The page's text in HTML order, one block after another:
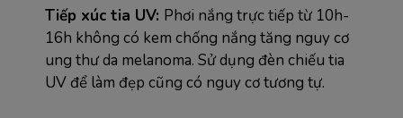
Tiếp xúc tia UV: Phơi nắng trực tiếp từ 10h-
16h không có kem chống nắng tăng nguy cơ
ung thư da melanoma. Sử dụng đèn chiếu tia
UV để làm đẹp cũng có nguy cơ tương tự.